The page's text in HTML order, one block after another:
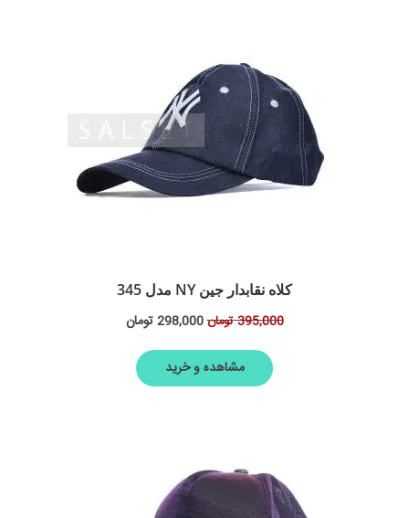
کلاه نقابدار جین NY مدل 345
395,000تومان298,000تومان
مشاهده و خرید